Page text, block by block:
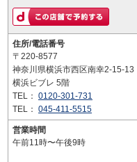
住所/電話番号
〒220-8577
神奈川県横浜市西区南幸2-15-13
横浜ビブレ 5階
TEL： 0120-301-731
TEL： 045-411-5515
営業時間
午前11時〜午後9時